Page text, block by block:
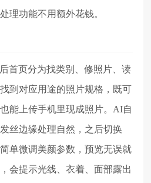
理功能不用额外花钱。
首页分为找类别、修照片、读
到对应用途的照片规格，既可
能上传手机里现成照片。AI自
丝边缘处理自然，之后切换
单微调美颜参数，预览无误就
会提示光线、衣着、面部露出